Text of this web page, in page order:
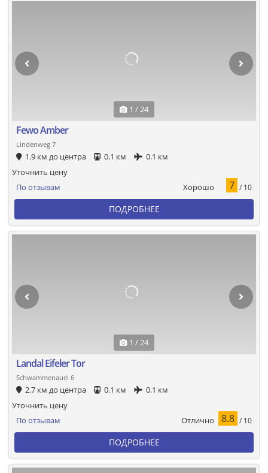
1 / 24
Fewo Amber
Lindenweg 7
1.9 км до центра 0.1 км 0.1 км
По отзывам Хорошо 7 / 10
Уточнить цену
ПОДРОБНЕЕ
1 / 24
Landal Eifeler Tor
Schwammenauel 6
2.7 км до центра 0.1 км 0.1 км
По отзывам Отлично 8.8 / 10
Уточнить цену
ПОДРОБНЕЕ